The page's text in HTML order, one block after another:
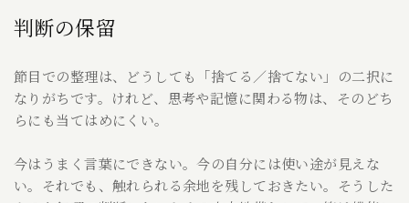
判断の保留
節目での整理は、どうしても「捨てる／捨てない」の二択に
なりがちです。けれど、思考や記憶に関わる物は、そのどち
らにも当てはめにくい。
今はうまく言葉にできない。今の自分には使い途が見えな
い。それでも、触れられる余地を残しておきたい。そうした